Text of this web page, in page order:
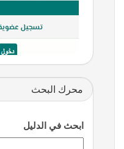
محرك البحث
ابحث في الدليل